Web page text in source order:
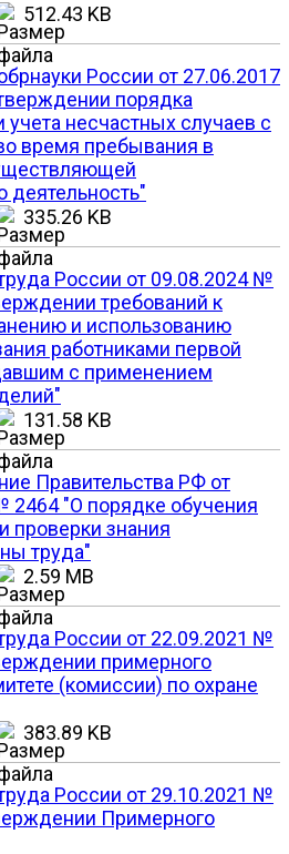
512.43 KB
России от 27.06.2017
порядка
учета несчастных случаев с
время пребывания в
деятельность"
335.26 KB
России от 09.08.2024 №
требований к
и использованию
работниками первой
с применением
131.58 KB
Правительства РФ от
2464 "О порядке обучения
проверки знания
труда"
2.59 MB
России от 22.09.2021 №
примерного
(комиссии) по охране
383.89 KB
России от 29.10.2021 №
Примерного